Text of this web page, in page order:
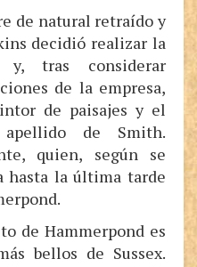
de natural retraído y
decidió realizar la
tras considerar
de la empresa,
de paisajes y el
apellido de Smith.
quien, según se
hasta la última tarde
de Hammerpond es
bellos de Sussex.